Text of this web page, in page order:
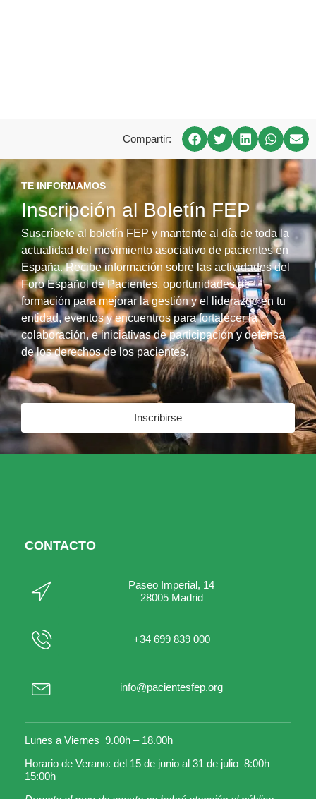
Compartir:
TE INFORMAMOS
Inscripción al Boletín FEP
Suscríbete al boletín FEP y mantente al día de toda la
actualidad del movimiento asociativo de pacientes en
España. Recibe información sobre las actividades del
Foro Español de Pacientes, oportunidades de
formación para mejorar la gestión y el liderazgo en tu
entidad, eventos y encuentros para fortalecer la
colaboración, e iniciativas de participación y defensa
de los derechos de los pacientes.
Inscribirse
CONTACTO
Paseo Imperial, 14
28005 Madrid
+34 699 839 000
info@pacientesfep.org
Lunes a Viernes 9.00h – 18.00h
Horario de Verano: del 15 de junio al 31 de julio 8:00h –
15:00h